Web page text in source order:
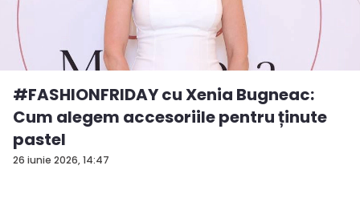
26 iunie 2026, 14:47
#FASHIONFRIDAY cu Xenia Bugneac:
Cum alegem accesoriile pentru ținute
pastel